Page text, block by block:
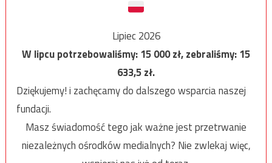
Lipiec 2026
W lipcu potrzebowaliśmy:15 000zł, zebraliśmy:15
633,5zł.
Dziękujemy! i zachęcamy do dalszego wsparcia naszej
fundacji.
Masz świadomość tego jak ważne jest przetrwanie
niezależnych ośrodków medialnych? Nie zwlekaj więc,